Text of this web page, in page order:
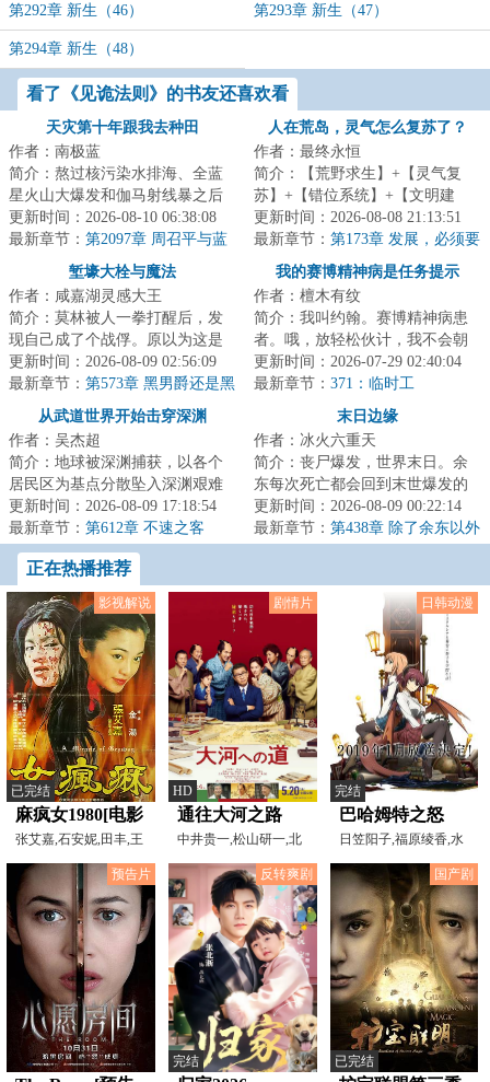
第292章 新生（46） 第293章 新生（47）
第294章 新生（48）
看了《见诡法则》的书友还喜欢看
天灾第十年跟我去种田
作者：南极蓝
简介：熬过核污染水排海、全蓝
星火山大爆发和伽马射线暴之后
的天灾第十年，夏青昂首挺胸走
出安全区。谁都...
更新时间：2026-08-10 06:38:08
最新章节： 第2097章 周召平与蓝
人在荒岛，灵气怎么复苏了？
作者：最终永恒
简介：【荒野求生】+【灵气复
苏】+【错位系统】+【文明建
设】一艘国际邮轮在公海遭遇意
外，船上的六千名...
更新时间：2026-08-08 21:13:51
最新章节： 第173章 发展，必须要
大发展！
堑壕大栓与魔法
作者：咸嘉湖灵感大王
简介：莫林被人一拳打醒后，发
现自己成了个战俘。原以为这是
个类似一战爆发前夜的世界，却
发现实际情况比...
更新时间：2026-08-09 02:56:09
最新章节： 第573章 黑男爵还是黑
我的赛博精神病是任务提示
作者：檀木有纹
简介：我叫约翰。赛博精神病患
者。哦，放轻松伙计，我不会朝
你开枪……大概。我能看见很多
奇怪的提示，它...
更新时间：2026-07-29 02:40:04
最新章节： 371：临时工
从武道世界开始击穿深渊
作者：吴杰超
简介：地球被深渊捕获，以各个
居民区为基点分散坠入深渊艰难
求生，幸存者一边要面对深渊的
恶劣环境，一边...
更新时间：2026-08-09 17:18:54
最新章节： 第612章 不速之客
末日边缘
作者：冰火六重天
简介：丧尸爆发，世界末日。余
东每次死亡都会回到末世爆发的
前一周。一个学生，一周时间。
他能改变什么？...
更新时间：2026-08-09 00:22:14
最新章节： 第438章 除了余东以外
正在热播推荐
影视解说
已完结
麻疯女1980[电影
解说]
张艾嘉,石安妮,田丰,王
瑞,石宏妮,崔福生,江
剧情片
HD
通往大河之路
中井贵一,松山研一,北
川景子,岸井雪乃,和田
日韩动漫
完结
巴哈姆特之怒
ManariaFriends
日笠阳子,福原绫香,水
树奈奈,羽多野涉,古山
预告片
反转爽剧
完结
国产剧
已完结